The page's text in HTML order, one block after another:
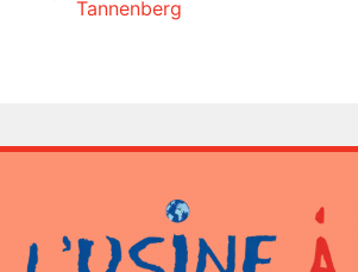
Tannenberg